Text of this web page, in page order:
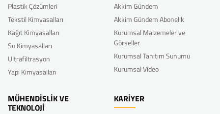
Plastik Çözümleri
Tekstil Kimyasalları
Kağıt Kimyasalları
Su Kimyasalları
Ultrafiltrasyon
Yapı Kimyasalları
Akkim Gündem
Akkim Gündem Abonelik
Kurumsal Malzemeler ve
Görseller
Kurumsal Tanıtım Sunumu
Kurumsal Video
MÜHENDİSLİK VE
TEKNOLOJİ
KARİYER